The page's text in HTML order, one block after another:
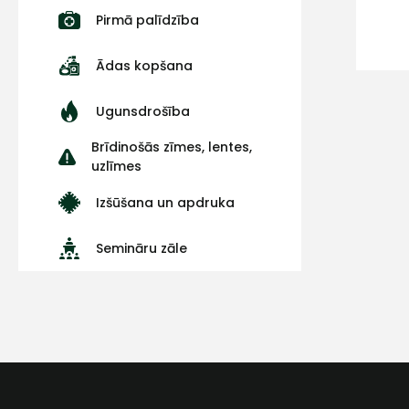
Pirmā palīdzība
Ādas kopšana
Ugunsdrošība
Brīdinošās zīmes, lentes,
uzlīmes
Izšūšana un apdruka
Semināru zāle